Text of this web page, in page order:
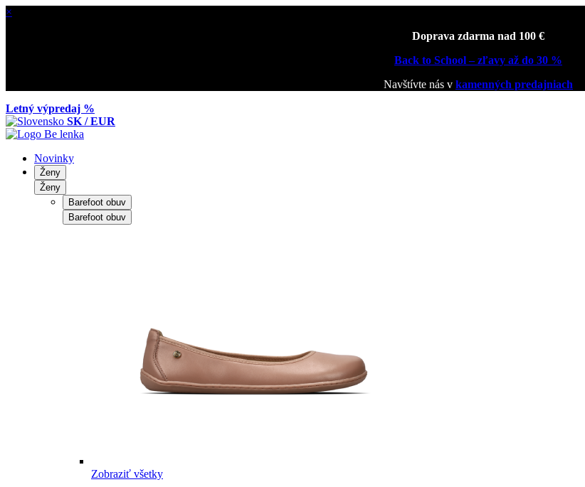
×
Doprava zdarma nad 100 €
Back to School – zľavy až do 30 %
Navštívte nás v kamenných predajniach
Letný výpredaj %
SK / EUR
Novinky
Ženy
Ženy
Barefoot obuv
Barefoot obuv
Zobraziť všetky